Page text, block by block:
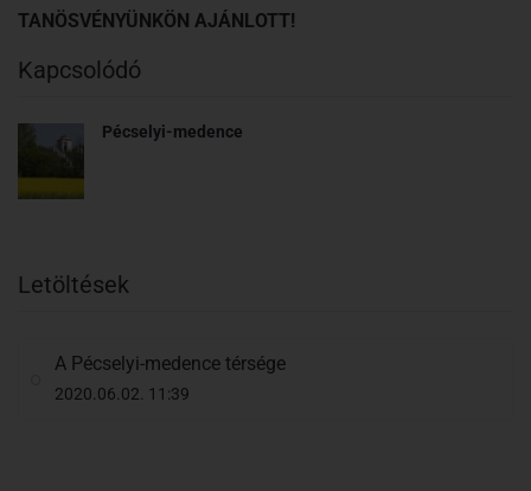
TANÖSVÉNYÜNKÖN AJÁNLOTT!
Kapcsolódó
Pécselyi-medence
Letöltések
A Pécselyi-medence térsége
2020.06.02. 11:39